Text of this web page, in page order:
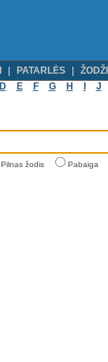
PATARLĖS
D E F G H J
Pilnas žodis Pabaiga